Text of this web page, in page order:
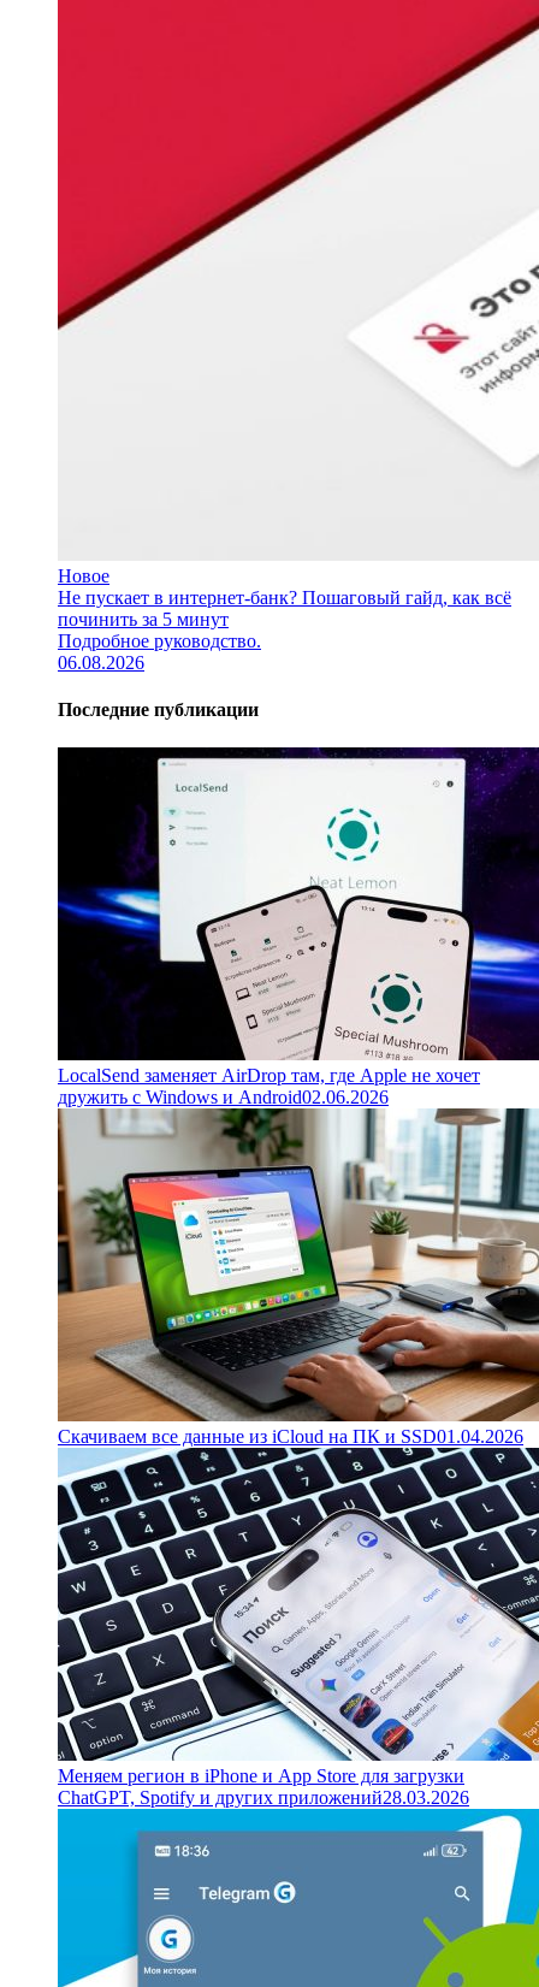
Новое
Не пускает в интернет-банк? Пошаговый гайд, как всё
починить за 5 минут
Подробное руководство.
06.08.2026
Последние публикации
LocalSend заменяет AirDrop там, где Apple не хочет
дружить с Windows и Android02.06.2026
Скачиваем все данные из iCloud на ПК и SSD01.04.2026
Меняем регион в iPhone и App Store для загрузки
ChatGPT, Spotify и других приложений28.03.2026